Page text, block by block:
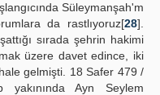
Süleymanşah'm
da rastlıyoruz[28].
sırada şehrin hakimi
üzere davet edince, iki
gelmişti. 18 Safer 479 /
Ayn Seylem